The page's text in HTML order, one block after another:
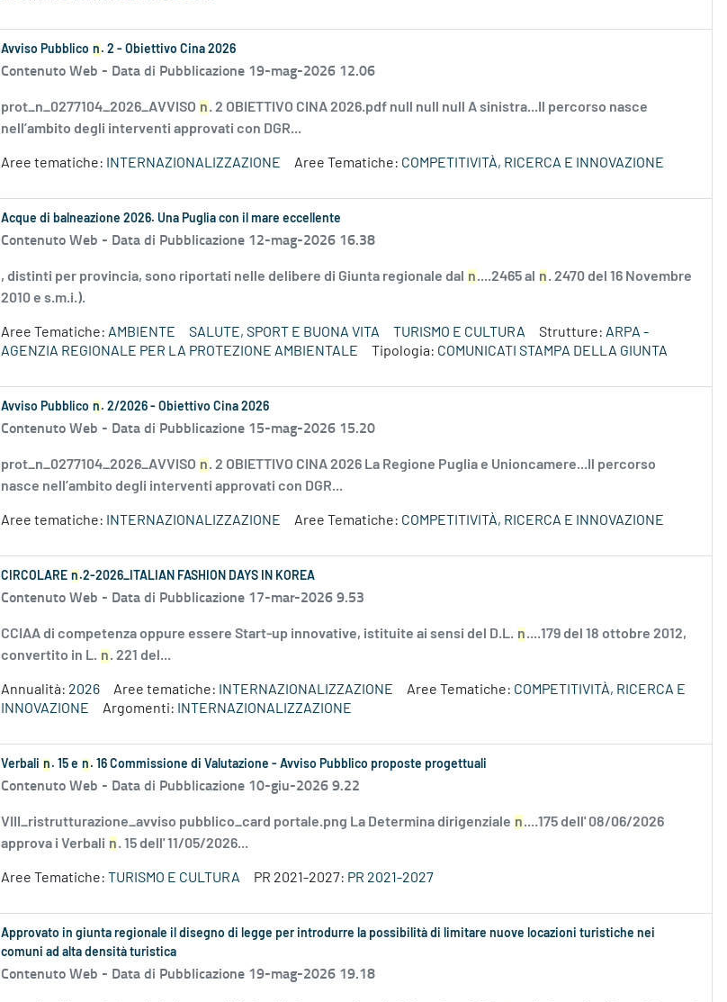
Avviso Pubblico n . 2 - Obiettivo Cina 2026
Contenuto Web - Data di Pubblicazione 19-mag-2026 12.06
prot_n_0277104_2026_AVVISO n. 2 OBIETTIVO CINA 2026.pdf null null null A sinistra...Il percorso nasce
nell’ambito degli interventi approvati con DGR...
Aree tematiche: INTERNAZIONALIZZAZIONE Aree Tematiche: COMPETITIVITÀ, RICERCA E INNOVAZIONE
Acque di balneazione 2026. Una Puglia con il mare eccellente
Contenuto Web - Data di Pubblicazione 12-mag-2026 16.38
, distinti per provincia, sono riportati nelle delibere di Giunta regionale dal n....2465 al n. 2470 del 16 Novembre
2010 e s.m.i.).
Aree Tematiche: AMBIENTE SALUTE, SPORT E BUONA VITA TURISMO E CULTURA Strutture: ARPA -
AGENZIA REGIONALE PER LA PROTEZIONE AMBIENTALE
Tipologia: COMUNICATI STAMPA DELLA GIUNTA
Avviso Pubblico n . 2/2026 - Obiettivo Cina 2026
Contenuto Web - Data di Pubblicazione 15-mag-2026 15.20
prot_n_0277104_2026_AVVISO n. 2 OBIETTIVO CINA 2026 La Regione Puglia e Unioncamere...Il percorso
nasce nell’ambito degli interventi approvati con DGR...
Aree tematiche: INTERNAZIONALIZZAZIONE Aree Tematiche: COMPETITIVITÀ, RICERCA E INNOVAZIONE
CIRCOLARE n .2-2026_ITALIAN FASHION DAYS IN KOREA
Contenuto Web - Data di Pubblicazione 17-mar-2026 9.53
CCIAA di competenza oppure essere Start-up innovative, istituite ai sensi del D.L. n....179 del 18 ottobre 2012,
convertito in L. n. 221 del...
Annualità: 2026 Aree tematiche: INTERNAZIONALIZZAZIONE Aree Tematiche: COMPETITIVITÀ, RICERCA E
INNOVAZIONE
Argomenti: INTERNAZIONALIZZAZIONE
Verbali n . 15 e n . 16 Commissione di Valutazione - Avviso Pubblico proposte progettuali
Contenuto Web - Data di Pubblicazione 10-giu-2026 9.22
VIII_ristrutturazione_avviso pubblico_card portale.png La Determina dirigenziale n....175 dell' 08/06/2026
approva i Verbali n. 15 dell' 11/05/2026...
Aree Tematiche: TURISMO E CULTURA PR 2021-2027: PR 2021-2027
Approvato in giunta regionale il disegno di legge per introdurre la possibilità di limitare nuove locazioni turistiche nei
comuni ad alta densità turistica
Contenuto Web - Data di Pubblicazione 19-mag-2026 19.18